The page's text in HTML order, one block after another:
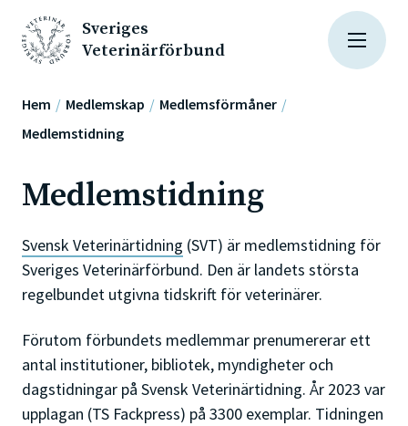
Sveriges
Veterinärförbund
Hem Medlemskap
Medlemsförmåner
Medlemstidning
Medlemstidning
Svensk Veterinärtidning (SVT) är medlemstidning för
Sveriges Veterinärförbund. Den är landets största
regelbundet utgivna tidskrift för veterinärer.
Förutom förbundets medlemmar prenumererar ett
antal institutioner, bibliotek, myndigheter och
dagstidningar på Svensk Veterinärtidning. År 2023 var
upplagan (TS Fackpress) på 3300 exemplar. Tidningen